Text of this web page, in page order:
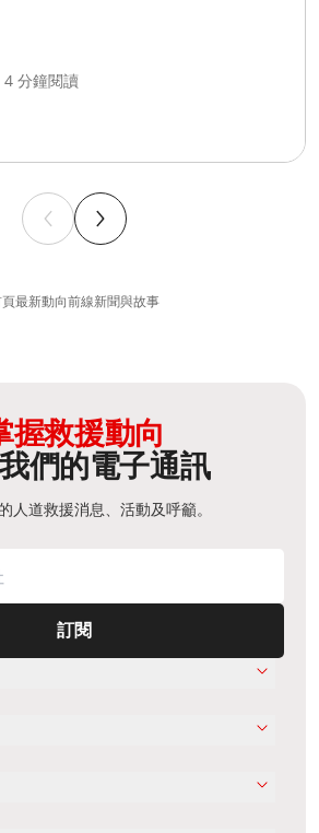
4 分鐘閱讀
最新動向前線新聞與故事
握救援動向
們的電子通訊
人道救援消息、活動及呼籲。
訂閱